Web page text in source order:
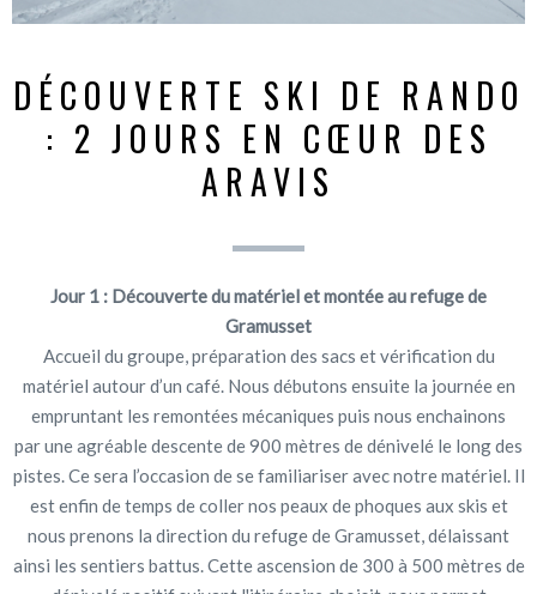
DÉCOUVERTE SKI DE RANDO
: 2 JOURS EN CŒUR DES
ARAVIS
Jour 1 : Découverte du matériel et montée au refuge de
Gramusset
Accueil du groupe, préparation des sacs et vérification du
matériel autour d’un café. Nous débutons ensuite la journée en
empruntant les remontées mécaniques puis nous enchainons
par une agréable descente de 900 mètres de dénivelé le long des
pistes. Ce sera l’occasion de se familiariser avec notre matériel. Il
est enfin de temps de coller nos peaux de phoques aux skis et
nous prenons la direction du refuge de Gramusset, délaissant
ainsi les sentiers battus. Cette ascension de 300 à 500 mètres de